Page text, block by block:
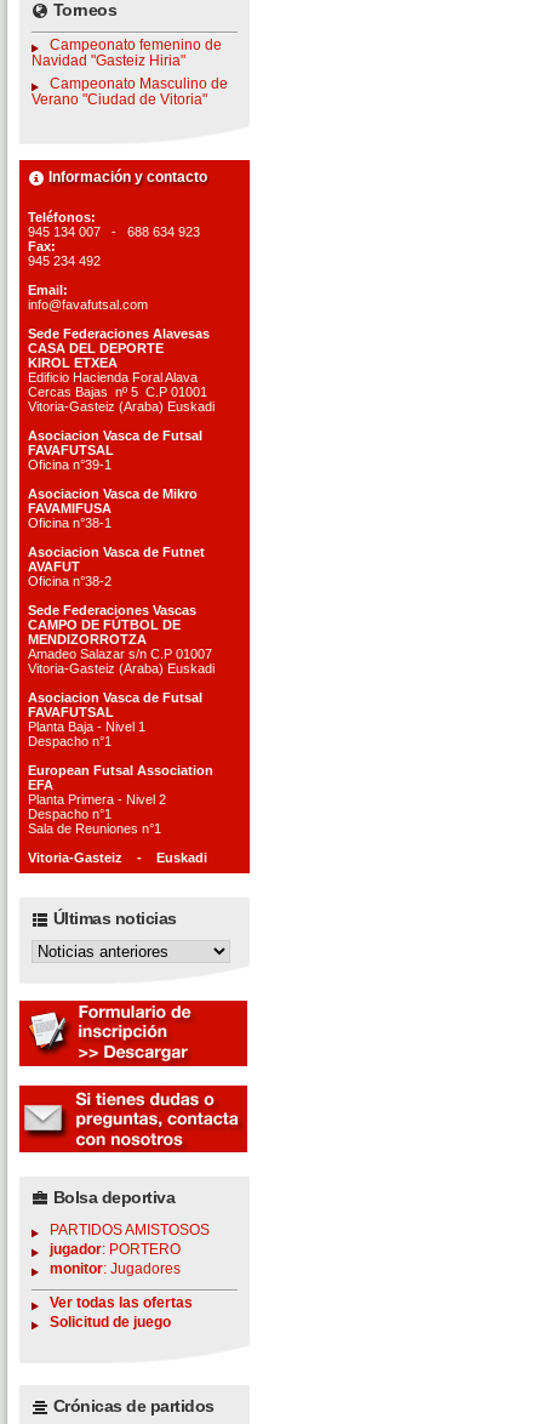
Torneos
Campeonato femenino de
Navidad "Gasteiz Hiria"
Campeonato Masculino de
Verano "Ciudad de Vitoria"
Información y contacto
Teléfonos:
945 134 007 - 688 634 923
Fax:
945 234 492
Email:
info@favafutsal.com
Sede Federaciones Alavesas
CASA DEL DEPORTE
KIROL ETXEA
Edificio Hacienda Foral Alava
Cercas Bajas nº 5 C.P 01001
Vitoria-Gasteiz (Araba) Euskadi
Asociacion Vasca de Futsal
FAVAFUTSAL
Oficina n°39-1
Asociacion Vasca de Mikro
FAVAMIFUSA
Oficina n°38-1
Asociacion Vasca de Futnet
AVAFUT
Oficina n°38-2
Sede Federaciones Vascas
CAMPO DE FÚTBOL DE
MENDIZORROTZA
Amadeo Salazar s/n C.P 01007
Vitoria-Gasteiz (Araba) Euskadi
Asociacion Vasca de Futsal
FAVAFUTSAL
Planta Baja - Nivel 1
Despacho n°1
European Futsal Association
EFA
Planta Primera - Nivel 2
Despacho n°1
Sala de Reuniones n°1
Vitoria-Gasteiz - Euskadi
Últimas noticias
Bolsa deportiva
PARTIDOS AMISTOSOS
jugador: PORTERO
monitor: Jugadores
Ver todas las ofertas
Solicitud de juego
Crónicas de partidos